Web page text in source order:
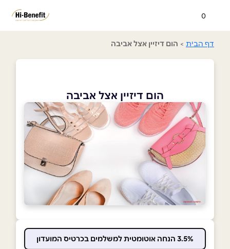
0
דף הבית > הום דיזיין אצל אביבה
הום דיזיין אצל אביבה
3.5% הנחה אוטומטית למשלמים בכרטיס המועדון